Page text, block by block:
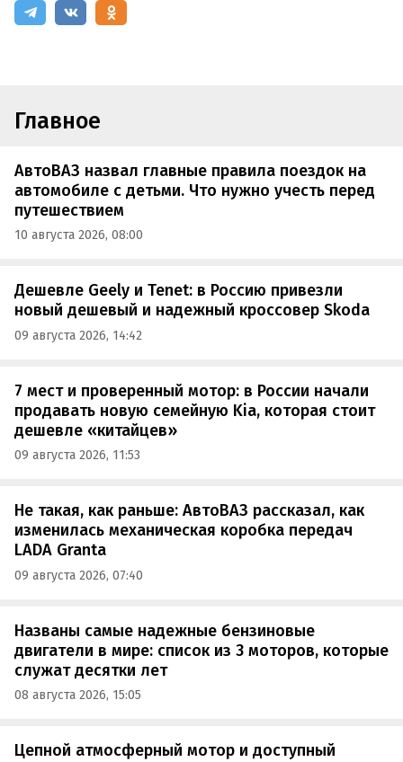
Главное
АвтоВАЗ назвал главные правила поездок на
автомобиле с детьми. Что нужно учесть перед
путешествием
10 августа 2026, 08:00
Дешевле Geely и Tenet: в Россию привезли
новый дешевый и надежный кроссовер Skoda
09 августа 2026, 14:42
7 мест и проверенный мотор: в России начали
продавать новую семейную Kia, которая стоит
дешевле «китайцев»
09 августа 2026, 11:53
Не такая, как раньше: АвтоВАЗ рассказал, как
изменилась механическая коробка передач
LADA Granta
09 августа 2026, 07:40
Названы самые надежные бензиновые
двигатели в мире: список из 3 моторов, которые
служат десятки лет
08 августа 2026, 15:05
Цепной атмосферный мотор и доступный